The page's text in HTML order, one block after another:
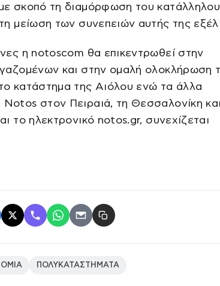
σκοπό τη διαμόρφωση του κατάλληλου
μείωση των συνεπειών αυτής της
η notoscom θα επικεντρωθεί στην
και στην ομαλή ολοκλήρωση
κατάστημα της Αιόλου ενώ τα άλλα
Notos στον Πειραιά, τη Θεσσαλονίκη
το ηλεκτρονικό notos.gr, συνεχίζεται
ΠΟΛΥΚΑΤΑΣΤΗΜΑΤΑ